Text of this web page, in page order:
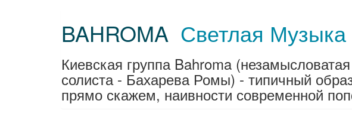
BAHROMA Светлая Музыка
Киевская группа Bahroma
солиста - Бахарева Ромы) - типичный
прямо скажем, наивности современной